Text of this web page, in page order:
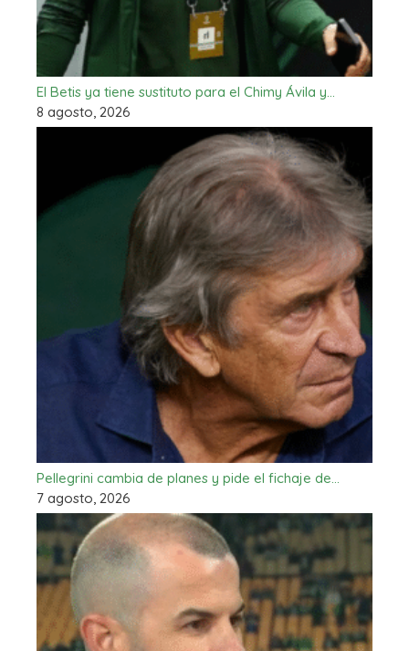
El Betis ya tiene sustituto para el Chimy Ávila y…
8 agosto, 2026
Pellegrini cambia de planes y pide el fichaje de…
7 agosto, 2026